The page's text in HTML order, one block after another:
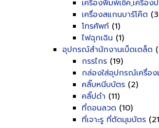
เครื่องพิมพ์เช็ค,เครื่อง
เครื่องสแกนบาร์โค๊ต
โทรศัพท์ (1)
ไฟฉุกเฉิน (1)
อุปกรณ์สำนักงานเบ็ดเตล็ด
กรรไกร (19)
กล่องใส่อุปกรณ์เครื่อง
คลิ๊บหนีบบัตร (2)
คลิ๊ปดำ (11)
ที่ถอนลวด (10)
ที่เจาะรู ที่ตัดมุมบัตร